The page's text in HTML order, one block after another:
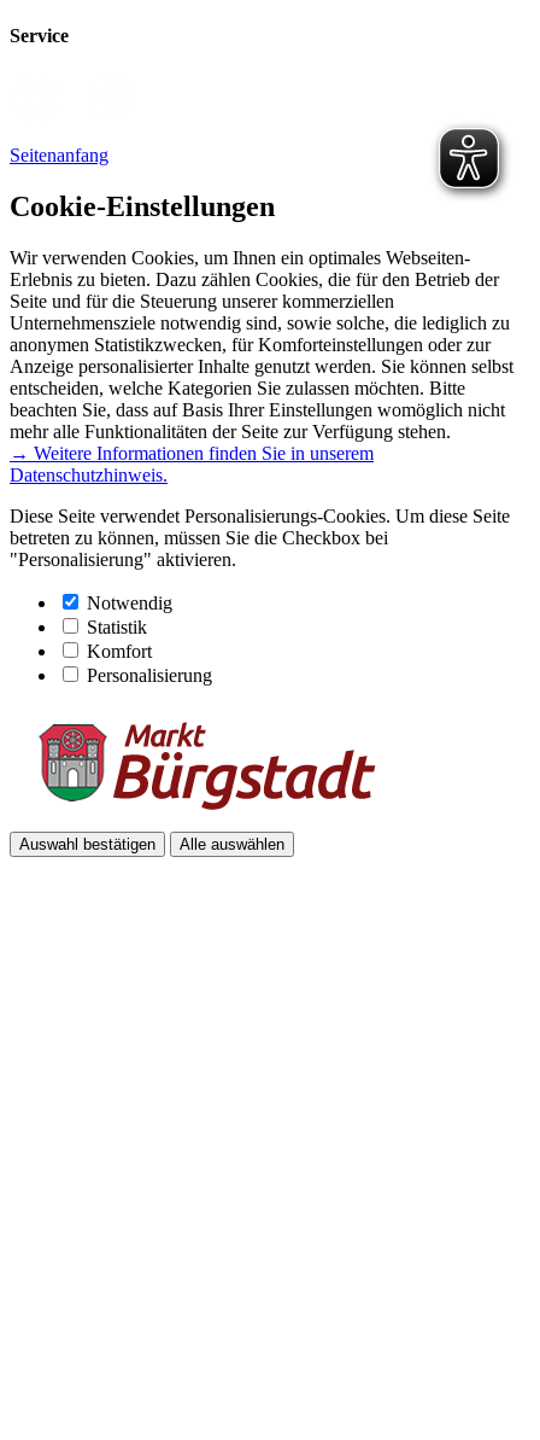
Service
Seitenanfang
Cookie-Einstellungen
Wir verwenden Cookies, um Ihnen ein optimales Webseiten-
Erlebnis zu bieten. Dazu zählen Cookies, die für den Betrieb der
Seite und für die Steuerung unserer kommerziellen
Unternehmensziele notwendig sind, sowie solche, die lediglich zu
anonymen Statistikzwecken, für Komforteinstellungen oder zur
Anzeige personalisierter Inhalte genutzt werden. Sie können selbst
entscheiden, welche Kategorien Sie zulassen möchten. Bitte
beachten Sie, dass auf Basis Ihrer Einstellungen womöglich nicht
mehr alle Funktionalitäten der Seite zur Verfügung stehen.
→ Weitere Informationen finden Sie in unserem
Datenschutzhinweis.
Diese Seite verwendet Personalisierungs-Cookies. Um diese Seite
betreten zu können, müssen Sie die Checkbox bei
"Personalisierung" aktivieren.
Notwendig
Statistik
Komfort
Personalisierung
Auswahl bestätigen Alle auswählen